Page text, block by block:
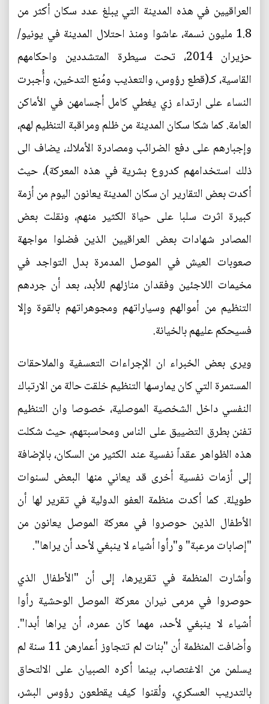
العراقيين في هذه المدينة التي يبلغ عدد سكان أكثر من
1.8 مليون نسمة، عاشوا ومنذ احتلال المدينة في يونيو/
حزيران 2014، تحت سيطرة المتشددين واحكامهم
القاسية، كـ(قطع رؤوس، والتعذيب ومُنع التدخين، وأُجبرت
النساء على ارتداء زي يغطي كامل أجسامهن في الأماكن
العامة. كما شكا سكان المدينة من ظلم ومراقبة التنظيم لهم،
وإجبارهم على دفع الضرائب ومصادرة الأملاك، يضاف الى
ذلك استخدامهم كدروع بشرية في هذه المعركة)، حيث
أكدت بعض التقارير ان سكان المدينة يعانون اليوم من أزمة
كبيرة اثرت سلبا على حياة الكثير منهم، ونقلت بعض
المصادر شهادات بعض العراقيين الذين فضلوا مواجهة
صعوبات العيش في الموصل المدمرة بدل التواجد في
مخيمات اللاجئين وفقدان منازلهم للأبد، بعد أن جردهم
التنظيم من أموالهم وسياراتهم ومجوهراتهم بالقوة وإلا
فسيحكم عليهم بالخيانة.
ويرى بعض الخبراء ان الإجراءات التعسفية والملاحقات
المستمرة التي كان يمارسها التنظيم خلقت حالة من الارتباك
النفسي داخل الشخصية الموصلية، خصوصا وان التنظيم
تفنن بطرق التضييق على الناس ومحاسبتهم، حيث شكلت
هذه الظواهر عقداً نفسية عند الكثير من السكان، بالإضافة
إلى أزمات نفسية أخرى قد يعاني منها البعض لسنوات
طويلة. كما أكدت منظمة العفو الدولية في تقرير لها أن
الأطفال الذين حوصروا في معركة الموصل يعانون من
"إصابات مرعبة" و"رأوا أشياء لا ينبغي لأحد أن يراها".
وأشارت المنظمة في تقريرها، إلى أن "الأطفال الذي
حوصروا في مرمى نيران معركة الموصل الوحشية رأوا
أشياء لا ينبغي لأحد، مهما كان عمره، أن يراها أبدا".
وأضافت المنظمة أن "بنات لم تتجاوز أعمارهن 11 سنة لم
يسلمن من الاغتصاب، بينما أكره الصبيان على الالتحاق
بالتدريب العسكري، ولُقنوا كيف يقطعون رؤوس البشر،